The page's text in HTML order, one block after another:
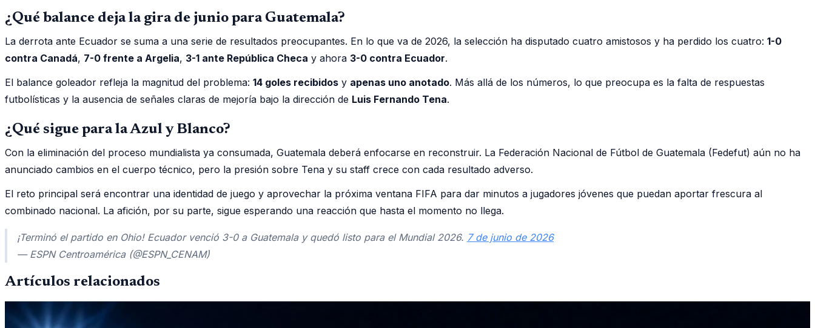
¿Qué balance deja la gira de junio para Guatemala?
La derrota ante Ecuador se suma a una serie de resultados preocupantes. En lo que va de 2026, la selección ha disputado cuatro amistosos y ha perdido los cuatro: 1-0
contra Canadá, 7-0 frente a Argelia, 3-1 ante República Checa y ahora 3-0 contra Ecuador.
El balance goleador refleja la magnitud del problema: 14 goles recibidos y apenas uno anotado. Más allá de los números, lo que preocupa es la falta de respuestas
futbolísticas y la ausencia de señales claras de mejoría bajo la dirección de Luis Fernando Tena.
¿Qué sigue para la Azul y Blanco?
Con la eliminación del proceso mundialista ya consumada, Guatemala deberá enfocarse en reconstruir. La Federación Nacional de Fútbol de Guatemala (Fedefut) aún no ha
anunciado cambios en el cuerpo técnico, pero la presión sobre Tena y su staff crece con cada resultado adverso.
El reto principal será encontrar una identidad de juego y aprovechar la próxima ventana FIFA para dar minutos a jugadores jóvenes que puedan aportar frescura al
combinado nacional. La afición, por su parte, sigue esperando una reacción que hasta el momento no llega.
¡Terminó el partido en Ohio! Ecuador venció 3-0 a Guatemala y quedó listo para el Mundial 2026. 7 de junio de 2026
— ESPN Centroamérica (@ESPN_CENAM)
Artículos relacionados